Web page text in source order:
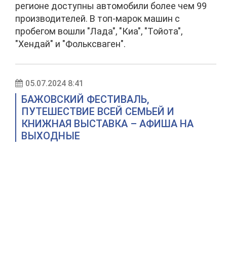
регионе доступны автомобили более чем 99
производителей. В топ-марок машин с
пробегом вошли "Лада", "Киа", "Тойота",
"Хендай" и "Фольксваген".
05.07.2024 8:41
БАЖОВСКИЙ ФЕСТИВАЛЬ,
ПУТЕШЕСТВИЕ ВСЕЙ СЕМЬЕЙ И
КНИЖНАЯ ВЫСТАВКА – АФИША НА
ВЫХОДНЫЕ